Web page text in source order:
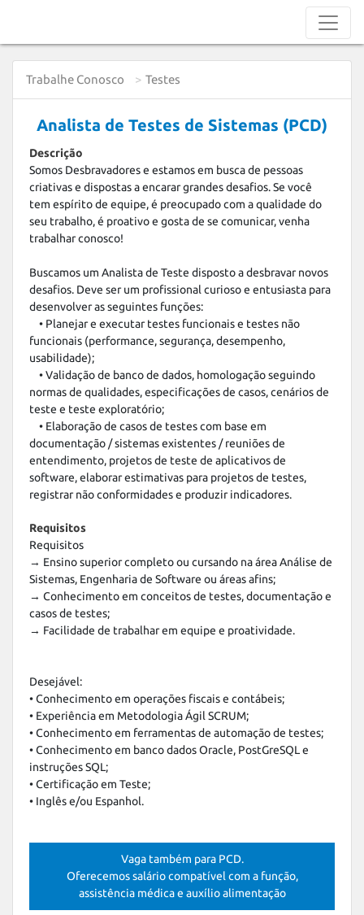
Trabalhe Conosco Testes
Analista de Testes de Sistemas (PCD)
Descrição
Somos Desbravadores e estamos em busca de pessoas
criativas e dispostas a encarar grandes desafios. Se você
tem espírito de equipe, é preocupado com a qualidade do
seu trabalho, é proativo e gosta de se comunicar, venha
trabalhar conosco!
Buscamos um Analista de Teste disposto a desbravar novos
desafios. Deve ser um profissional curioso e entusiasta para
desenvolver as seguintes funções:
funcionais (performance, segurança, desempenho,
usabilidade);
normas de qualidades, especificações de casos, cenários de
teste e teste exploratório;
documentação / sistemas existentes / reuniões de
entendimento, projetos de teste de aplicativos de
software, elaborar estimativas para projetos de testes,
registrar não conformidades e produzir indicadores.
Requisitos
Requisitos
→ Ensino superior completo ou cursando na área Análise de
Sistemas, Engenharia de Software ou áreas afins;
→ Conhecimento em conceitos de testes, documentação e
casos de testes;
→ Facilidade de trabalhar em equipe e proatividade.
Desejável:
• Conhecimento em operações fiscais e contábeis;
• Experiência em Metodologia Ágil SCRUM;
• Conhecimento em ferramentas de automação de testes;
• Conhecimento em banco dados Oracle, PostGreSQL e
instruções SQL;
• Certificação em Teste;
• Inglês e/ou Espanhol.
Vaga também para PCD.
Oferecemos salário compatível com a função,
assistência médica e auxílio alimentação